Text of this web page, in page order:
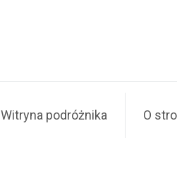
Witryna podróżnika O